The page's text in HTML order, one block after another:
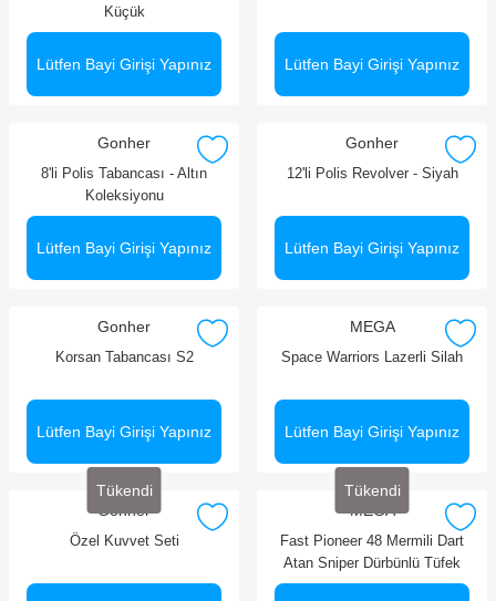
Küçük
Lütfen Bayi Girişi Yapınız Lütfen Bayi Girişi Yapınız
Gonher
8'li Polis Tabancası - Altın
Koleksiyonu
Lütfen Bayi Girişi Yapınız
Gonher
12'li Polis Revolver - Siyah
Lütfen Bayi Girişi Yapınız
Gonher
Korsan Tabancası S2
Lütfen Bayi Girişi Yapınız
MEGA
Space Warriors Lazerli Silah
Lütfen Bayi Girişi Yapınız
Tükendi
Gonher
Özel Kuvvet Seti
Tükendi
MEGA
Fast Pioneer 48 Mermili Dart
Atan Sniper Dürbünlü Tüfek